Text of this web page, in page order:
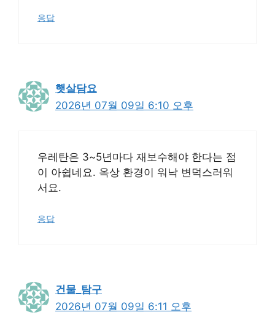
응답
햇살담요
2026년 07월 09일 6:10 오후
우레탄은 3~5년마다 재보수해야 한다는 점
이 아쉽네요. 옥상 환경이 워낙 변덕스러워
서요.
응답
건물_탐구
2026년 07월 09일 6:11 오후